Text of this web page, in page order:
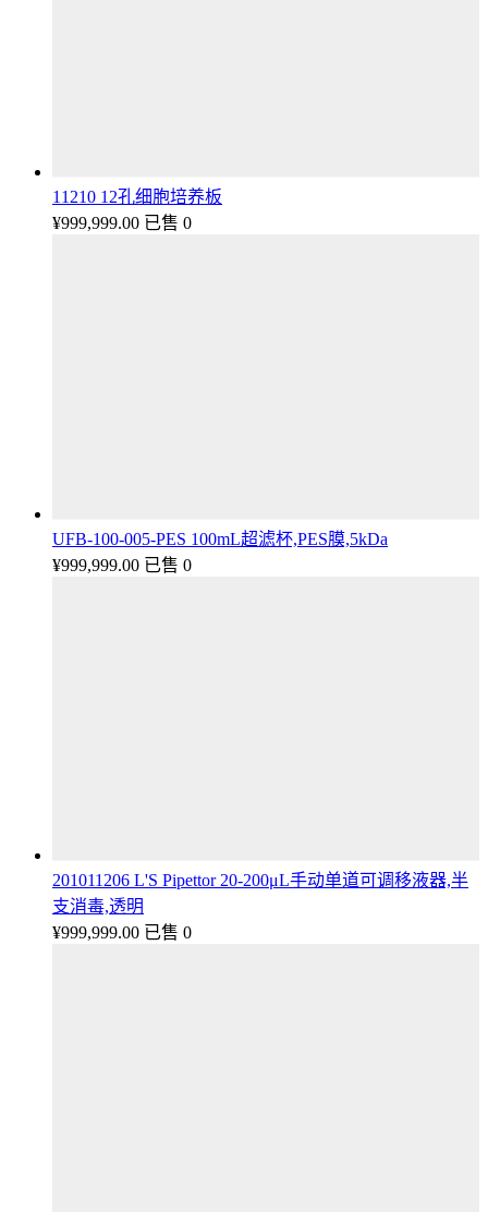
11210 12孔细胞培养板
¥999,999.00 已售 0
UFB-100-005-PES 100mL超滤杯,PES膜,5kDa
¥999,999.00 已售 0
201011206 L'S Pipettor 20-200μL手动单道可调移液器,半
支消毒,透明
¥999,999.00 已售 0